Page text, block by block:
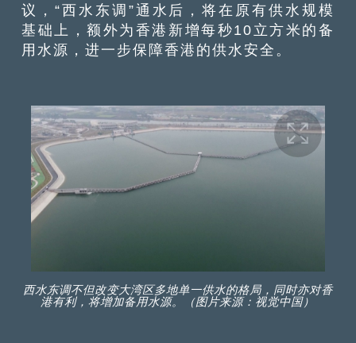
议，“西水东调”通水后，将在原有供水规模
基础上，额外为香港新增每秒10立方米的备
用水源，进一步保障香港的供水安全。
西水东调不但改变大湾区多地单一供水的格局，同时亦对香
港有利，将增加备用水源。（图片来源：视觉中国）